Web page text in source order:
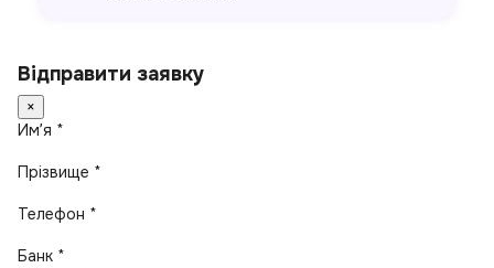
Відправити заявку
×
Имʼя *
Прізвище *
Телефон *
Банк *